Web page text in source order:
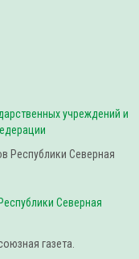
учреждений и
Северная